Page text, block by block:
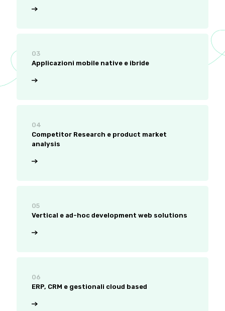
03
Applicazioni mobile native e ibride
04
Competitor Research e product market
analysis
05
Vertical e ad-hoc development web solutions
06
ERP, CRM e gestionali cloud based